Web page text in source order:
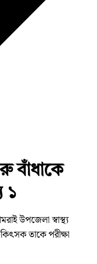
বাঁধাকে
১
উপজেলা স্বাস্থ্য
তাকে পরীক্ষা